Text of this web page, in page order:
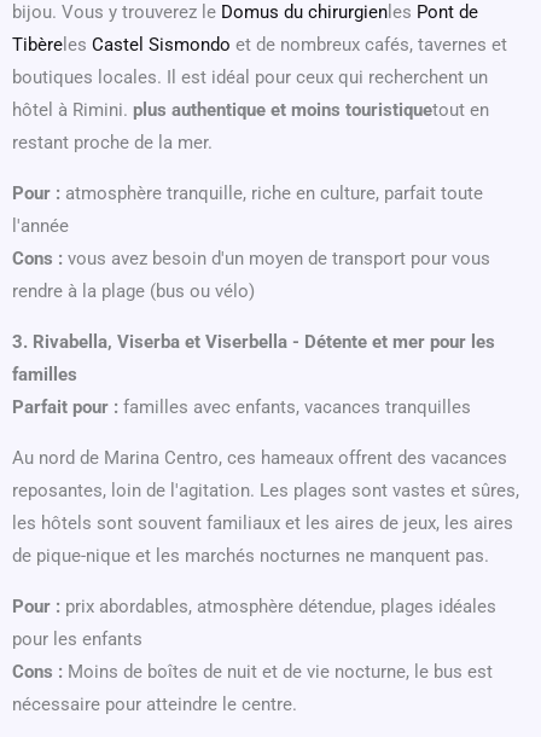
bijou. Vous y trouverez le Domus du chirurgien les Pont de
Tibère les Castel Sismondo et de nombreux cafés, tavernes et
boutiques locales. Il est idéal pour ceux qui recherchent un
hôtel à Rimini. plus authentique et moins touristiquetout en
restant proche de la mer.
Pour : atmosphère tranquille, riche en culture, parfait toute
l'année
Cons : vous avez besoin d'un moyen de transport pour vous
rendre à la plage (bus ou vélo)
3. Rivabella, Viserba et Viserbella - Détente et mer pour les
familles
Parfait pour : familles avec enfants, vacances tranquilles
Au nord de Marina Centro, ces hameaux offrent des vacances
reposantes, loin de l'agitation. Les plages sont vastes et sûres,
les hôtels sont souvent familiaux et les aires de jeux, les aires
de pique-nique et les marchés nocturnes ne manquent pas.
Pour : prix abordables, atmosphère détendue, plages idéales
pour les enfants
Cons : Moins de boîtes de nuit et de vie nocturne, le bus est
nécessaire pour atteindre le centre.